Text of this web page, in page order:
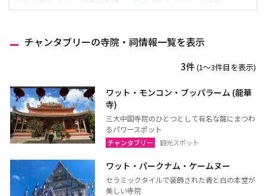
チャンタブリーの寺院・祠情報一覧を表示
3件(1〜3件目を表示)
ワット・モンコン・ブッパラーム (龍華
寺)
三大中国寺院のひとつとして有名な龍にまつわ
るパワースポット
チャンタブリー 観光スポット
ワット・パークナム・ケームヌー
セラミックタイルで装飾された青と白の本堂が
美しい寺院